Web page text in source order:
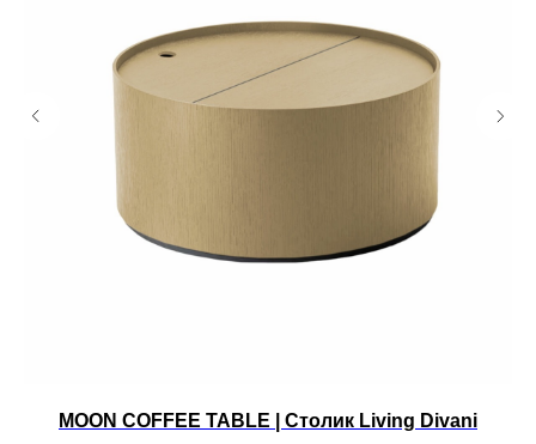
MOON COFFEE TABLE | Столик Living Divani